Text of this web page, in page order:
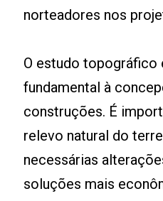
norteadores nos
O estudo topográfico
fundamental à
construções. É
relevo natural do
necessárias
soluções mais